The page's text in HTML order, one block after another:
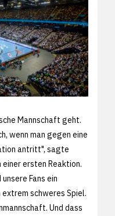
Mannschaft geht.
wenn man gegen eine
antritt", sagte
einer ersten Reaktion.
Fans ein
extrem schweres Spiel.
Und dass